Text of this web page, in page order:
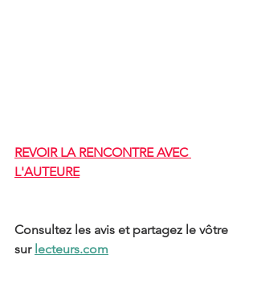
REVOIR LA RENCONTRE AVEC
L'AUTEURE
Consultez les avis et partagez le vôtre
sur lecteurs.com